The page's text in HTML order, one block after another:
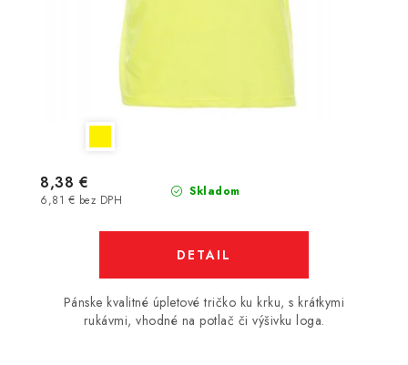
Skladom
6,81 € bez DPH
8,38 €
DETAIL
Pánske kvalitné úpletové tričko ku krku, s krátkymi
rukávmi, vhodné na potlač či výšivku loga.